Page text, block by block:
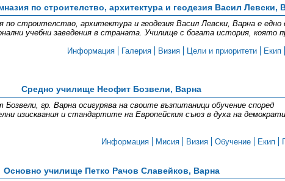
по строителство, архитектура и геодезия Васил Левски,
по строителство, архитектура и геодезия Васил Левски, Варна е едно
учебни заведения в страната. Училище с богата история, която
Информация
Галерия Визия Цели и приоритети Екип
Средно училище Неофит Бозвели, Варна
гр. Варна осигурява на своите възпитаници обучение според
изисквания и стандартите на Европейския съюз в духа на
Информация
Мисия Визия Обучение Екип
Основно училище Петко Рачов Славейков, Варна